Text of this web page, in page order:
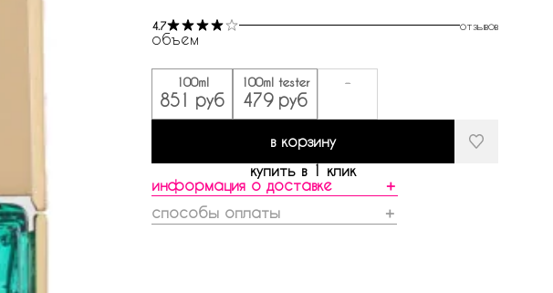
4.7 отзывов
объем
100ml
851 руб
100ml tester
479 руб
-
в корзину
купить в 1 клик
информация о доставке
＋
способы оплаты
＋